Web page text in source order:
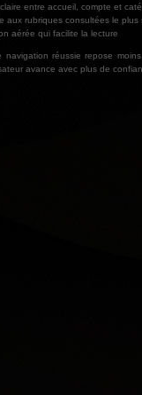
entre accueil, compte et
aux rubriques consultées le plus
aérée qui facilite la lecture
navigation réussie repose
avance avec plus de